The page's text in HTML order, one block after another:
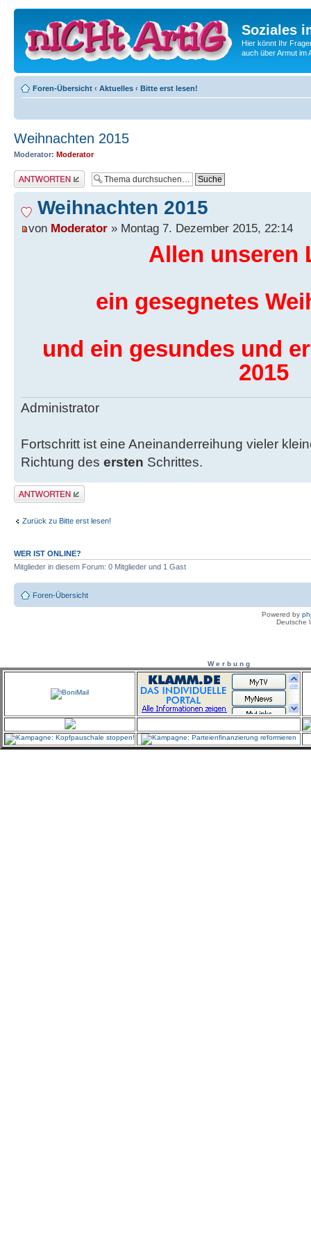
Soziales
Hier könnt Ihr
auch über Armut im
Foren-Übersicht ‹ Aktuelles ‹ Bitte erst lesen!
Weihnachten 2015
Moderator: Moderator
Antwort erstellen
Weihnachten 2015
von Moderator » Montag 7. Dezember 2015, 22:14
Allen unseren
ein gesegnetes
und ein gesundes und
2015
Administrator
Fortschritt ist eine Aneinanderreihung vieler
Richtung des ersten Schrittes.
Antwort erstellen
Zurück zu Bitte erst lesen!
WER IST ONLINE?
Mitglieder in diesem Forum: 0 Mitglieder und 1 Gast
Foren-Übersicht
Powered by
Deutsche
W e r b u n g